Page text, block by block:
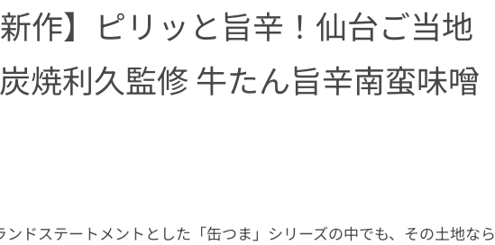
新作】ピリッと旨辛！仙台ご当地
焼利久監修 牛たん旨辛南蛮味噌
ンドステートメントとした「缶つま」シリーズの中でも、その土地なら